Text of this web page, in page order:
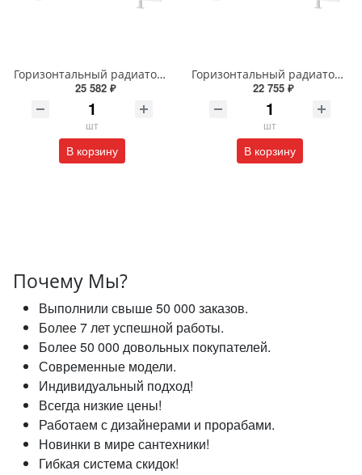
Горизонтальный радиатор с боковым подключением напольный Arbiola Gorizont Liner HZ 91505 50 х 48 см белый
25 582 ₽
шт
В корзину
Горизонтальный радиатор с боковым подключением напольный Arbiola Gorizont Liner HZ 91544 125 х 28 см белый
22 755 ₽
шт
В корзину
Почему Мы?
Выполнили свыше 50 000 заказов.
Более 7 лет успешной работы.
Более 50 000 довольных покупателей.
Современные модели.
Индивидуальный подход!
Всегда низкие цены!
Работаем с дизайнерами и прорабами.
Новинки в мире сантехники!
Гибкая система скидок!